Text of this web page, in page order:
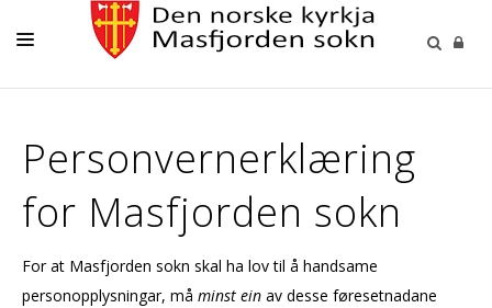
KYRKJA I MASFJORDEN
KONTAKT OSS
Personvernerklæring
for Masfjorden sokn
For at Masfjorden sokn skal ha lov til å handsame
personopplysningar, må minst ein av desse føresetnadane